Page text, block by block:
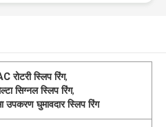
रोटरी स्लिप रिंग,
सिग्नल स्लिप रिंग,
उपकरण घुमावदार स्लिप रिंग